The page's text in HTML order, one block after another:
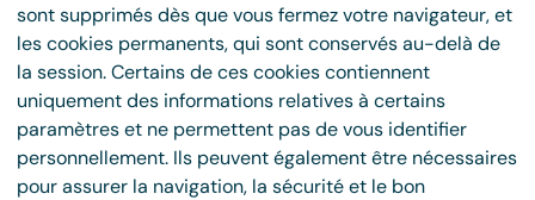
sont supprimés dès que vous fermez votre navigateur, et
les cookies permanents, qui sont conservés au-delà de
la session. Certains de ces cookies contiennent
uniquement des informations relatives à certains
paramètres et ne permettent pas de vous identifier
personnellement. Ils peuvent également être nécessaires
pour assurer la navigation, la sécurité et le bon